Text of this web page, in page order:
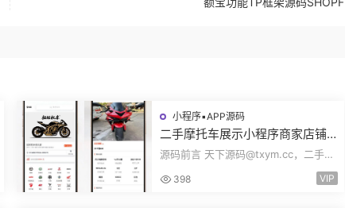
小程序▪APP源码
二手摩托车展示小程序商家店铺
展示车型品牌管理摩托车信息发
布用户交互联系源码
源码前言 天下源码@txym.cc，二手摩
托车展示小程序源码，自带详细的安装
说明，大...
398 VIP